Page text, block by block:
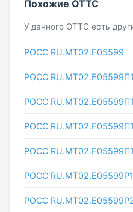
Похожие ОТТС
У данного ОТТС есть
РОСС RU.МТ02.E05599
РОСС
РОСС
РОСС
РОСС
РОСС RU.МТ02.E05599Р1
РОСС